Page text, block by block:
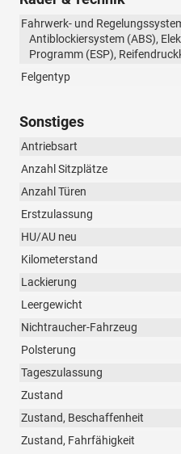
Fahrwerk- und
Antiblockiersystem (ABS),
Programm (ESP),
Felgentyp
Sonstiges
Antriebsart
Anzahl Sitzplätze
Anzahl Türen
Erstzulassung
HU/AU neu
Kilometerstand
Lackierung
Leergewicht
Nichtraucher-Fahrzeug
Polsterung
Tageszulassung
Zustand
Zustand, Beschaffenheit
Zustand, Fahrfähigkeit